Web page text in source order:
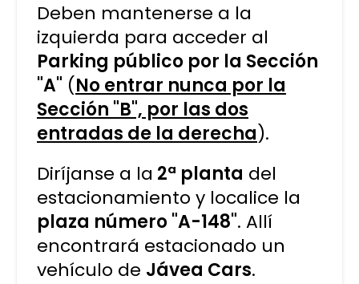
Deben mantenerse a la
izquierda para acceder al
Parking público por la Sección
"A" (No entrar nunca por la
Sección "B", por las dos
entradas de la derecha).
Diríjanse a la 2ª planta del
estacionamiento y localice la
plaza número "A-148". Allí
encontrará estacionado un
vehículo de Jávea Cars.